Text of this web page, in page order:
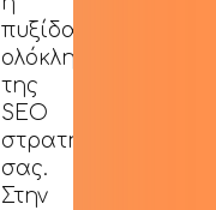
πυξίδα
ολόκληρης
της
SEO
στρατηγικής
σας.
Στην